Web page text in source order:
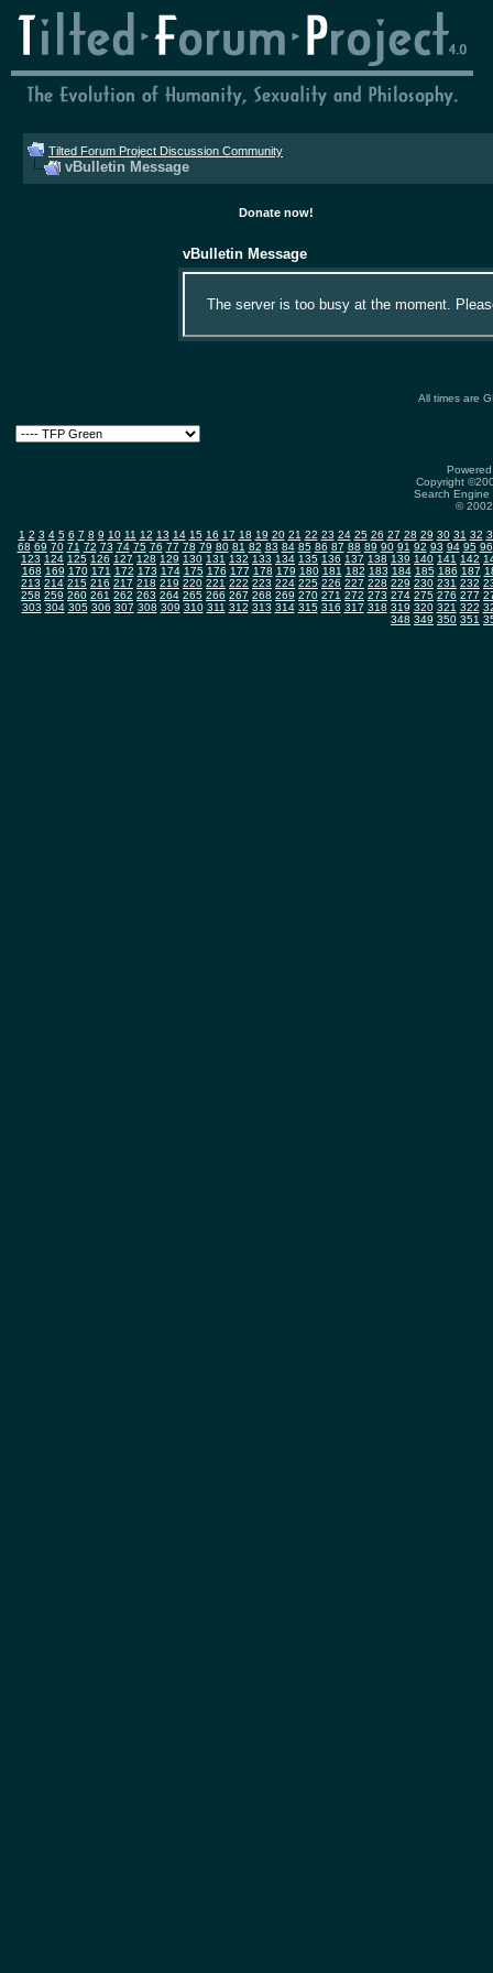
Tilted Forum Project Discussion Community
vBulletin Message
Donate now!
vBulletin Message
The server is too busy at the moment.
All times are
Copyright
Search
©
1 2 3 4 5 6 7 8 9 10 11 12 13 14 15 16 17 18 19 20 21 22 23 24 25 26 27 28 29 30 31 32
68 69 70 71 72 73 74 75 76 77 78 79 80 81 82 83 84 85 86 87 88 89 90 91 92 93 94 95 96
123 124 125 126 127 128 129 130 131 132 133 134 135 136 137 138 139 140 141 142
168 169 170 171 172 173 174 175 176 177 178 179 180 181 182 183 184 185 186 187
213 214 215 216 217 218 219 220 221 222 223 224 225 226 227 228 229 230 231 232
258 259 260 261 262 263 264 265 266 267 268 269 270 271 272 273 274 275 276 277
303 304 305 306 307 308 309 310 311 312 313 314 315 316 317 318 319 320 321 322
348 349 350 351